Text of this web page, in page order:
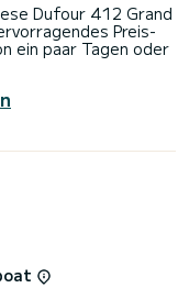
Dufour 412 Grand
Preis-
ein paar Tagen oder
Komfort und
von 13
von Sukošan
Ausstattung: